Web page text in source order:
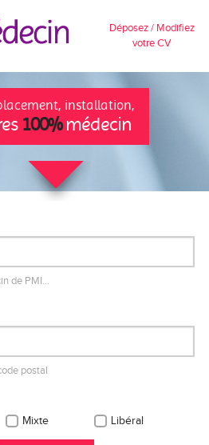
Déposez / Modifiez
votre CV
installation,
100%médecin
de PMI…
postal
Mixte Libéral